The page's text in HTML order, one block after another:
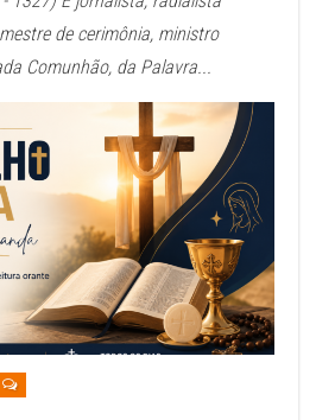
de cerimônia, ministro
Comunhão, da Palavra...